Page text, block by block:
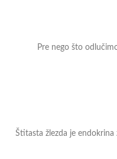
Pre nego što
Štitasta žlezda je